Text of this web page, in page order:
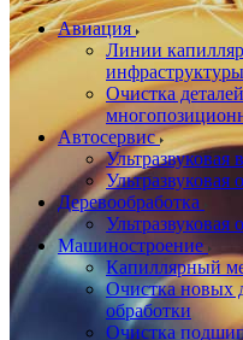
Авиация
Линии
Очистка
Автосервис
Ультразвуковая
Ультразвуковая
Деревообработка
Машиностроение
Капиллярный
Очистка новых
обработки
Очистка